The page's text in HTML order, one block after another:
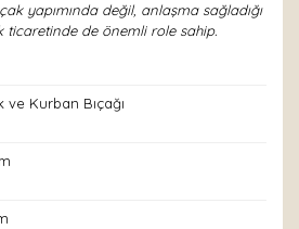
yapımında değil, anlaşma sağladığı
ticaretinde de önemli role sahip.
ve Kurban Bıçağı